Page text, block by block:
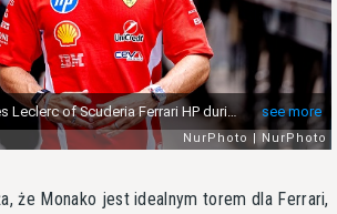
że Monako jest idealnym torem dla Ferrari,